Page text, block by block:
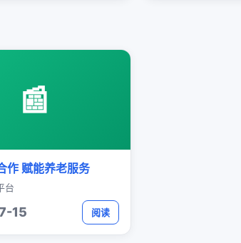
📰
作 赋能养老服务
台
15 阅读